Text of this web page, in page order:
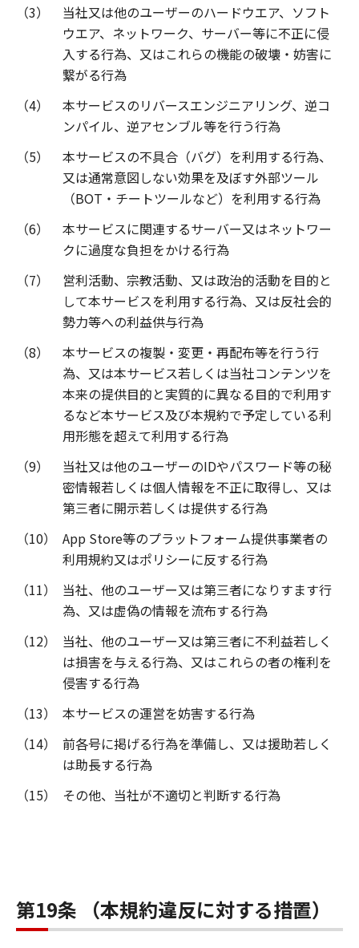
（3）
当社又は他のユーザーのハードウエア、ソフト
ウエア、ネットワーク、サーバー等に不正に侵
入する行為、又はこれらの機能の破壊・妨害に
繋がる行為
（4）
本サービスのリバースエンジニアリング、逆コ
ンパイル、逆アセンブル等を行う行為
（5）
本サービスの不具合（バグ）を利用する行為、
又は通常意図しない効果を及ぼす外部ツール
（BOT・チートツールなど）を利用する行為
（6）
本サービスに関連するサーバー又はネットワー
クに過度な負担をかける行為
（7）
営利活動、宗教活動、又は政治的活動を目的と
して本サービスを利用する行為、又は反社会的
勢力等への利益供与行為
（8）
本サービスの複製・変更・再配布等を行う行
為、又は本サービス若しくは当社コンテンツを
本来の提供目的と実質的に異なる目的で利用す
るなど本サービス及び本規約で予定している利
用形態を超えて利用する行為
（9）
当社又は他のユーザーのIDやパスワード等の秘
密情報若しくは個人情報を不正に取得し、又は
第三者に開示若しくは提供する行為
（10）
App Store等のプラットフォーム提供事業者の
利用規約又はポリシーに反する行為
（11）
当社、他のユーザー又は第三者になりすます行
為、又は虚偽の情報を流布する行為
（12）
当社、他のユーザー又は第三者に不利益若しく
は損害を与える行為、又はこれらの者の権利を
侵害する行為
（13）
本サービスの運営を妨害する行為
（14）
前各号に掲げる行為を準備し、又は援助若しく
は助長する行為
（15）
その他、当社が不適切と判断する行為
第19条 （本規約違反に対する措置）